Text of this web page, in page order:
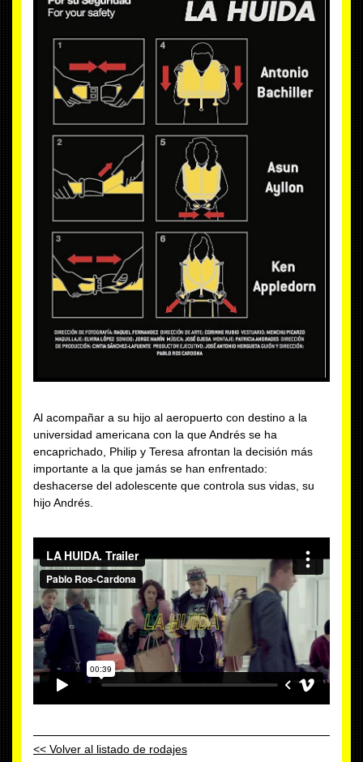
Al acompañar a su hijo al aeropuerto con destino a la
universidad americana con la que Andrés se ha
encaprichado, Philip y Teresa afrontan la decisión más
importante a la que jamás se han enfrentado:
deshacerse del adolescente que controla sus vidas, su
hijo Andrés.
<< Volver al listado de rodajes